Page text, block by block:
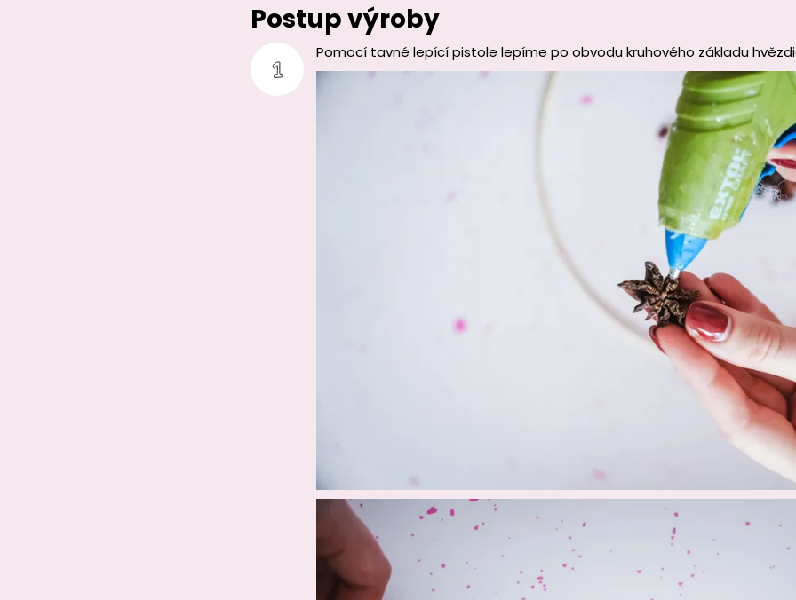
Postup výroby
Pomocí tavné lepící pistole lepíme po obvodu kruhového základu